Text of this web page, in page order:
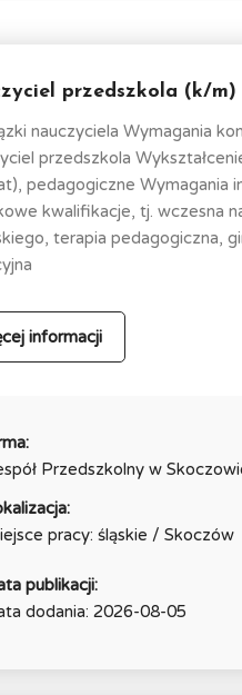
przedszkola (k/m)
nauczyciela Wymagania
przedszkola
pedagogiczne Wymagania
kwalifikacje, tj. wczesna
terapia pedagogiczna,
informacji
Przedszkolny w
pracy: śląskie / Skoczów
publikacji:
dodania: 2026-08-05